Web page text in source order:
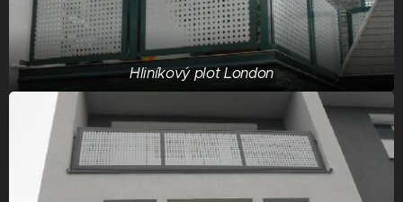
Hliníkový plot London